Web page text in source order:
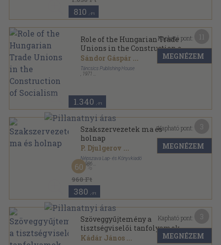
810 ,-Ft
Role of the Hungarian Trade
Unions in the Construction of
Socialism
Sándor Gáspár ...
Táncsics Publishing House
1971
1.340 ,-Ft
Kapható pont:
MEGNÉZEM
Szakszervezetek ma és
holnap
P. Djulgerov ...
Népszava Lap- és Könyvkiadó
, 1986
Ragasztott papírkötés
Fórum sorozat
960 Ft
60
380 ,-Ft
Kapható pont:
MEGNÉZEM
Szöveggyűjtemény a
tisztségviselői tanfolyamok
hallgatóinak 2.
Kádár János ...
Kapható pont:
MEGNÉZEM